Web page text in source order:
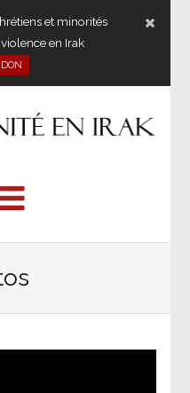
et minorités
en Irak